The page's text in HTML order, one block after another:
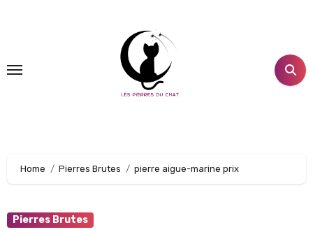
principal
Home Pierres Brutes pierre aigue-marine prix
Pierres Brutes